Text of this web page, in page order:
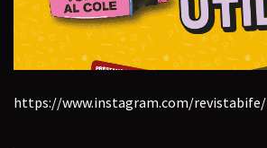
https://www.instagram.com/revistabife/